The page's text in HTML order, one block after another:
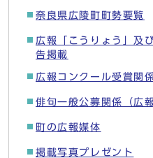
奈良県広陵町町勢要覧
広報「こうりょう」及
告掲載
広報コンクール受賞関
俳句一般公募関係（広
町の広報媒体
掲載写真プレゼント